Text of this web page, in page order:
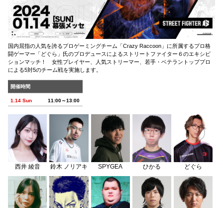
国内屈指の人気を誇るプロゲーミングチーム「Crazy Raccoon」に所属するプロ格
闘ゲーマー「どぐら」氏のプロデュースによるストリートファイター６のエキシビ
ションマッチ！ 女性プレイヤー、人気ストリーマー、若手・ベテラントッププロ
による5対5のチーム戦を実施します。
開催時間
1.14 Sun 11:00～13:00
西井 綾音 鈴木 ノリアキ SPYGEA ひかる どぐら